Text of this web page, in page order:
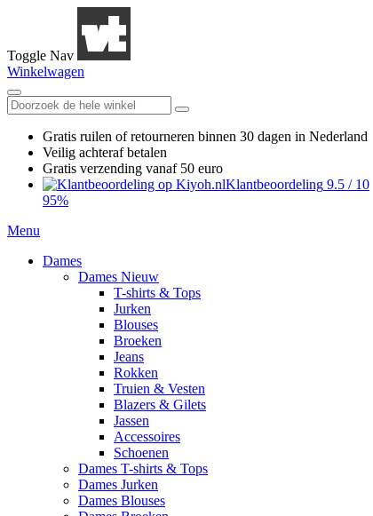
Toggle Nav
Winkelwagen
Gratis ruilen of retourneren binnen 30 dagen in Nederland
Veilig achteraf betalen
Gratis verzending vanaf 50 euro
Klantbeoordeling 9.5 / 10
95%
Menu
Dames
Dames Nieuw
T-shirts & Tops
Jurken
Blouses
Broeken
Jeans
Rokken
Truien & Vesten
Blazers & Gilets
Jassen
Accessoires
Schoenen
Dames T-shirts & Tops
Dames Jurken
Dames Blouses